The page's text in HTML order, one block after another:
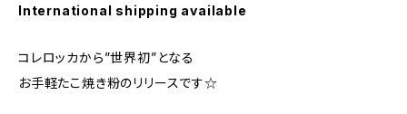
International shipping available
コレロッカから”世界初”となる
お手軽たこ焼き粉のリリースです☆